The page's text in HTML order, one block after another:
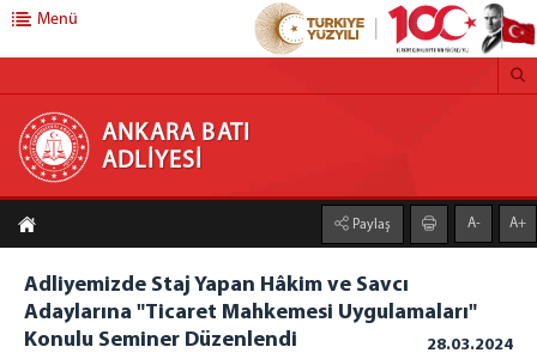
ANKARA BATI ADLİYESİ
ANA SAYFA
ADLİYEMİZ
Adliyemizden Haberler
Önbürolar
İcra Müdürlüğü
Menü
ANKARA BATI
ADLİYESİ
Paylaş A- A+
Adliyemizde Staj Yapan Hâkim ve Savcı
Adaylarına "Ticaret Mahkemesi Uygulamaları"
Konulu Seminer Düzenlendi
28.03.2024